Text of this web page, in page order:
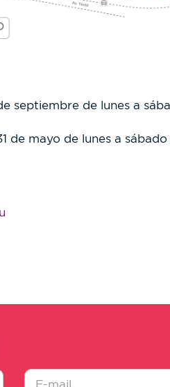
septiembre de lunes a
de mayo de lunes a